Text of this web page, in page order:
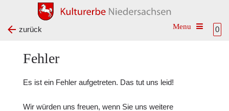
0
Toggle
zurück
Fehler
Es ist ein Fehler aufgetreten. Das tut uns leid!
Wir würden uns freuen, wenn Sie uns weitere